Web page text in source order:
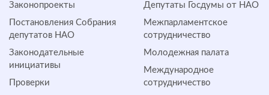
Законопроекты
Постановления Собрания
депутатов НАО
Законодательные
инициативы
Проверки
Депутаты Госдумы от НАО
Межпарламентское
сотрудничество
Молодежная палата
Международное
сотрудничество